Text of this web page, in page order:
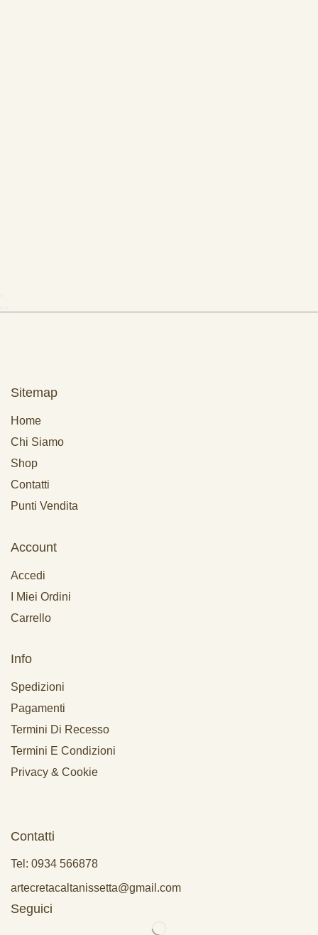
Sitemap
Home
Chi Siamo
Shop
Contatti
Punti Vendita
Account
Accedi
I Miei Ordini
Carrello
Info
Spedizioni
Pagamenti
Termini Di Recesso
Termini E Condizioni
Privacy & Cookie
Contatti
Tel: 0934 566878
artecretacaltanissetta@gmail.com
Seguici